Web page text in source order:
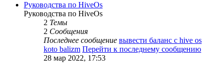
Руководства по HiveOs
Руководства по HiveOs
2 Темы
2 Сообщения
Последнее сообщение вывести баланс с hive os
koto balizm Перейти к последнему сообщению
28 мар 2022, 17:53